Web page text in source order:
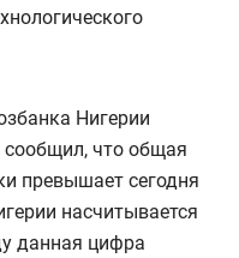
Нигерии
сообщил, что общая
превышает сегодня
насчитывается
данная цифра